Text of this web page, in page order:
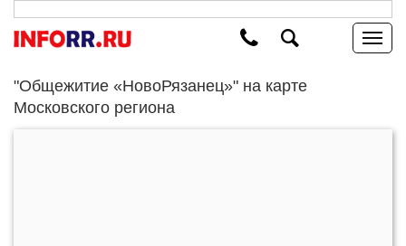
"Общежитие «НовоРязанец»" на карте
Московского региона